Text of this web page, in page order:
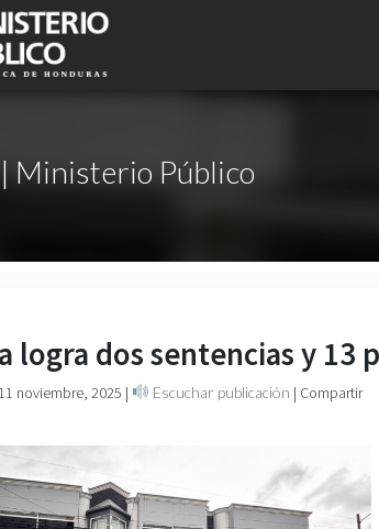
Ministerio Público
logra dos sentencias y
noviembre, 2025 | Escuchar publicación | Compartir